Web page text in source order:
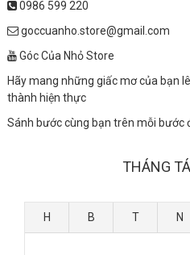
0986 599 220
goccuanho.store@gmail.com
Góc Của Nhỏ Store
Hãy mang những giấc mơ của bạn
thành hiện thực
Sánh bước cùng bạn trên mỗi bước
THÁNG
H B T N